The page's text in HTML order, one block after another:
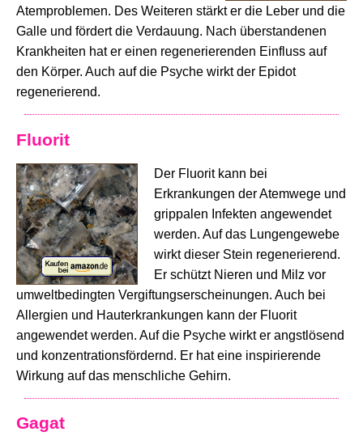
Atemproblemen. Des Weiteren stärkt er die Leber und die
Galle und fördert die Verdauung. Nach überstandenen
Krankheiten hat er einen regenerierenden Einfluss auf
den Körper. Auch auf die Psyche wirkt der Epidot
regenerierend.
Fluorit
Der Fluorit kann bei
Erkrankungen der Atemwege und
grippalen Infekten angewendet
werden. Auf das Lungengewebe
wirkt dieser Stein regenerierend.
Er schützt Nieren und Milz vor
umweltbedingten Vergiftungserscheinungen. Auch bei
Allergien und Hauterkrankungen kann der Fluorit
angewendet werden. Auf die Psyche wirkt er angstlösend
und konzentrationsfördernd. Er hat eine inspirierende
Wirkung auf das menschliche Gehirn.
Gagat